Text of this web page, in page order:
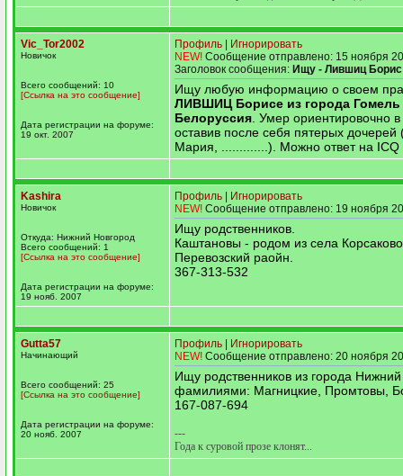
Vic_Tor2002
Новичок
Всего сообщений: 10
[Ссылка на это сообщение]
Дата регистрации на форуме:
19 окт. 2007
Профиль
Игнорировать
NEW! Сообщение отправлено: 15 ноября
Заголовок сообщения: Ищу - Лившиц Борис
Ищу любую информацию о своем
ЛИВШИЦ Борисе из города Гомель
Белоруссия . Умер ориентировочно
оставив после себя пятерых дочерей
Мария, .............). Можно ответ на ICQ
Kashira
Новичок
Откуда: Нижний Новгород
Всего сообщений: 1
[Ссылка на это сообщение]
Дата регистрации на форуме:
19 нояб. 2007
Профиль
Игнорировать
NEW! Сообщение отправлено: 19 ноября
Ищу родственников.
Каштановы - родом из села
Перевозский раойн.
367-313-532
Gutta57
Начинающий
Всего сообщений: 25
[Ссылка на это сообщение]
Дата регистрации на форуме:
20 нояб. 2007
Профиль
Игнорировать
NEW! Сообщение отправлено: 20 ноября
Ищу родственников из города
фамилиями: Магницкие, Промтовы,
167-087-694
---
Года к суровой прозе клонят...